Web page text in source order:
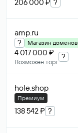
206 000 ₽ ?
amp.ru
? Магазин доменов
4 017 000 ₽
Возможен торг
?
hole.shop
Премиум
138 542 ₽ ?